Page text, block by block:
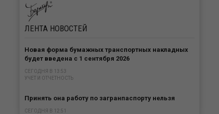
ЛЕНТА НОВОСТЕЙ
Новая форма бумажных транспортных накладных
будет введена с 1 сентября 2026
СЕГОДНЯ В 13:53
УЧЕТ И ОТЧЕТНОСТЬ
Принять она работу по загранпаспорту нельзя
СЕГОДНЯ В 12:51